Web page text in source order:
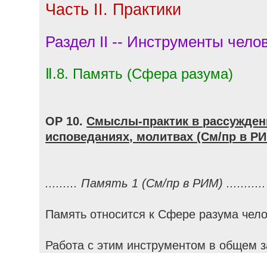
Часть II. Практики
Раздел II -- Инструменты
Ⅱ.8. Память (Сфера разума)
ОР 10.Смыслы-практик в
исповеданиях, молитвах (См/пр в
......... Память 1 (См/пр в РИМ) ...........
Память относится к Сфере разума
Работа с этим инструментом в общем